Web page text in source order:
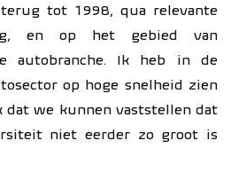
tot 1998, qua relevante
en op het gebied van
autobranche. Ik heb in de
op hoge snelheid zien
dat we kunnen vaststellen dat
niet eerder zo groot is